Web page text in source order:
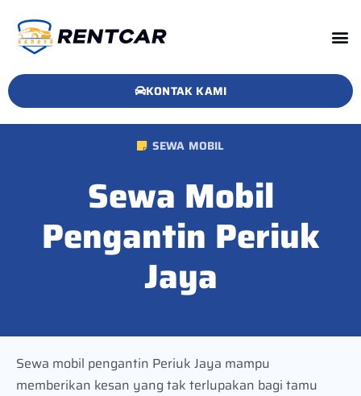
KONTAK KAMI
SEWA MOBIL
Sewa Mobil
Pengantin Periuk
Jaya
Sewa mobil pengantin Periuk Jaya mampu
memberikan kesan yang tak terlupakan bagi tamu